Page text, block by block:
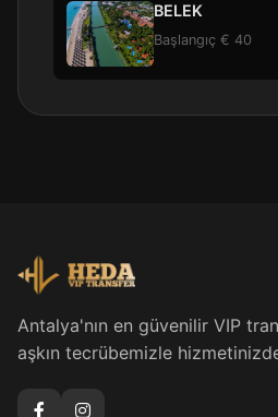
BELEK
Başlangıç € 40
Antalya'nın en güvenilir VIP
aşkın tecrübemizle